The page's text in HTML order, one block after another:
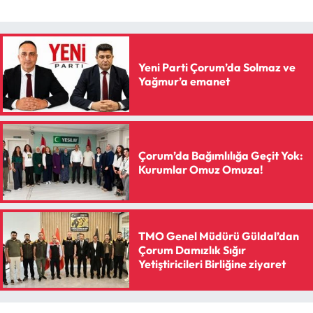
Yeni Parti Çorum’da Solmaz ve
Yağmur’a emanet
Çorum’da Bağımlılığa Geçit Yok:
Kurumlar Omuz Omuza!
TMO Genel Müdürü Güldal’dan
Çorum Damızlık Sığır
Yetiştiricileri Birliğine ziyaret